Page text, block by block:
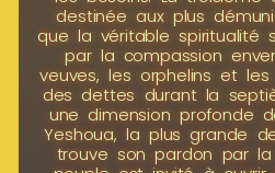
destinée aux plus
que la véritable spiritualité
par la compassion
veuves, les orphelins et
des dettes durant la
une dimension profonde
Yeshoua, la plus grande
trouve son pardon par